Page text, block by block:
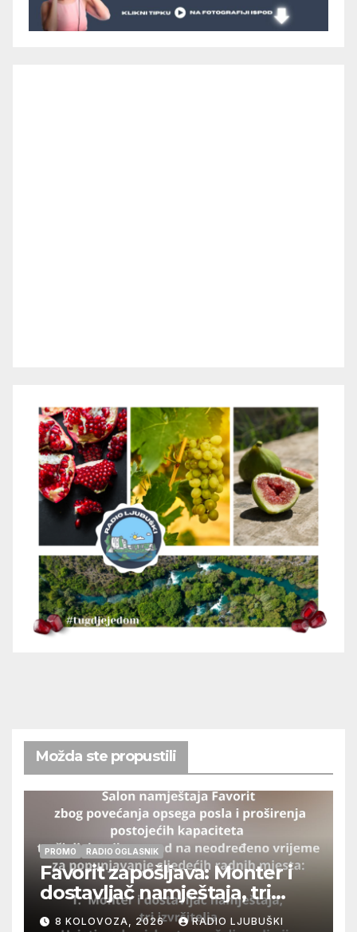
Možda ste propustili
PROMO RADIO OGLASNIK
Favorit zapošljava: Monter i
dostavljač namještaja, tri
izvršitelja
8 KOLOVOZA, 2026 RADIO LJUBUŠKI